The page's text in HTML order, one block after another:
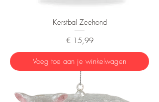
Kerstbal Zeehond
Prijs
€ 15,99
Voeg toe aan je winkelwagen